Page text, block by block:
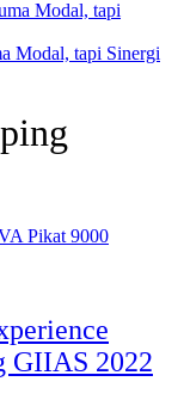
Modal, tapi Sinergi
GIIAS 2022